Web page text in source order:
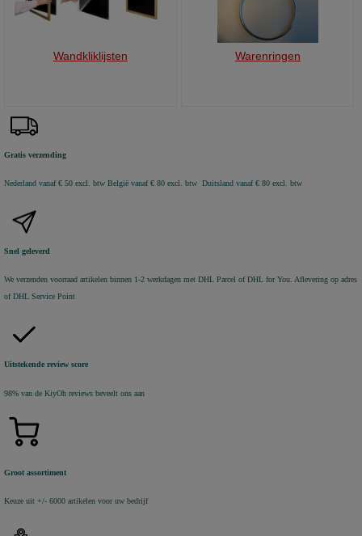
Wandkliklijsten Warenringen
Gratis verzending
Nederland vanaf € 50 excl. btwBelgië vanaf € 80 excl. btw Duitsland vanaf € 80 excl. btw
Snel geleverd
We verzenden voorraad artikelen binnen 1-2 werkdagen met DHL Parcel of DHL for You. Aflevering op adres
of DHL Service Point
Uitstekende review score
98% van de KiyOh reviews beveelt ons aan
Groot assortiment
Keuze uit +/- 6000 artikelen voor uw bedrijf